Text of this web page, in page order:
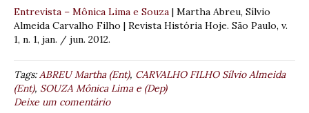
Entrevista – Mônica Lima e Souza | Martha Abreu, Sílvio
Almeida Carvalho Filho | Revista História Hoje. São Paulo, v.
1, n. 1, jan. / jun. 2012.
Tags:ABREU Martha (Ent), CARVALHO FILHO Sílvio Almeida
(Ent), SOUZA Mônica Lima e (Dep)
Deixe um comentário